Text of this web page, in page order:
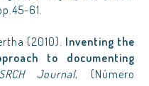
61.
(2010). Inventing the
to documenting
Journal, (Número